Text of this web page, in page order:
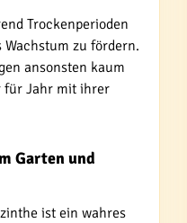
Trockenperioden
zu fördern.
ansonsten kaum
für Jahr mit ihrer
Garten und
ist ein wahres